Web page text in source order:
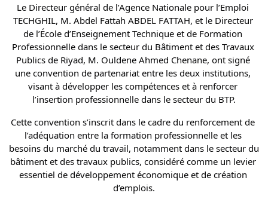
Le Directeur général de l’Agence Nationale pour l’Emploi
TECHGHIL, M. Abdel Fattah ABDEL FATTAH, et le Directeur
de l’École d’Enseignement Technique et de Formation
Professionnelle dans le secteur du Bâtiment et des Travaux
Publics de Riyad, M. Ouldene Ahmed Chenane, ont signé
une convention de partenariat entre les deux institutions,
visant à développer les compétences et à renforcer
l’insertion professionnelle dans le secteur du BTP.
Cette convention s’inscrit dans le cadre du renforcement de
l’adéquation entre la formation professionnelle et les
besoins du marché du travail, notamment dans le secteur du
bâtiment et des travaux publics, considéré comme un levier
essentiel de développement économique et de création
d’emplois.